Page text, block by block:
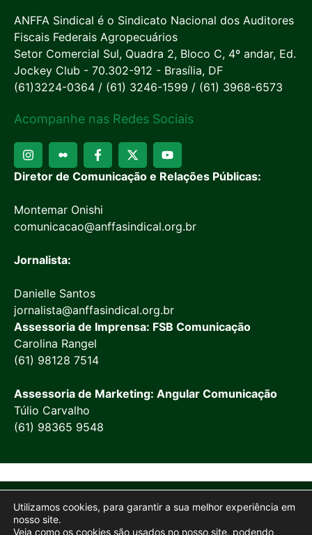
ANFFA Sindical é o Sindicato Nacional dos Auditores
Fiscais Federais Agropecuários
Setor Comercial Sul, Quadra 2, Bloco C, 4º andar, Ed.
Jockey Club - 70.302-912 - Brasília, DF
(61)3224-0364 / (61) 3246-1599 / (61) 3968-6573
Acompanhe nas Redes Sociais
Diretor de Comunicação e Relações Públicas:
Montemar Onishi
comunicacao@anffasindical.org.br
Jornalista:
Danielle Santos
jornalista@anffasindical.org.br
Assessoria de Imprensa: FSB Comunicação
Carolina Rangel
(61) 98128 7514
Assessoria de Marketing: Angular Comunicação
Túlio Carvalho
(61) 98365 9548
© 2026 Anffa Sindical
Site desenvolvido por
Utilizamos cookies, para garantir a sua melhor experiência em
nosso site.
Veja como os cookies são usados no nosso site, podendo